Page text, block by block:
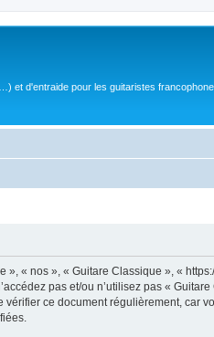
et d'entraide pour les guitaristes
« nos », « Guitare Classique », «
pas et/ou n’utilisez pas «
ce document régulièrement, car